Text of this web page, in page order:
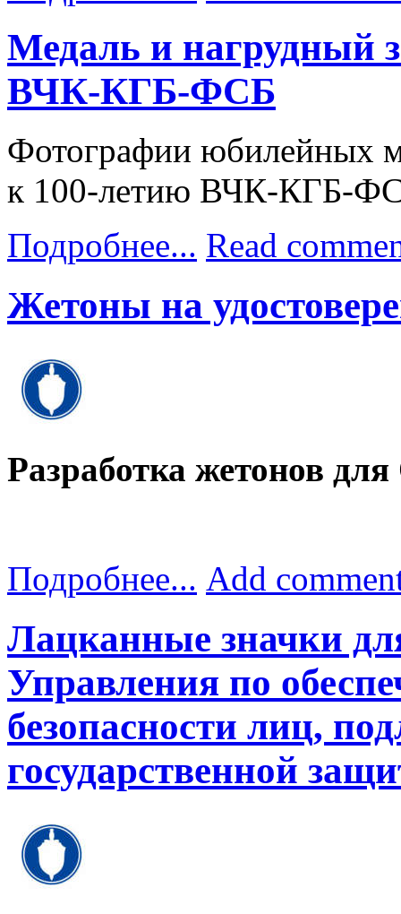
Медаль и нагрудный
ВЧК-КГБ-ФСБ
Фотографии юбилейных
к 100-летию ВЧК-КГБ-
Подробнее... Read
Жетоны на
Разработка жетонов
Подробнее... Add
Лацканные значки
Управления по
безопасности лиц,
государственной